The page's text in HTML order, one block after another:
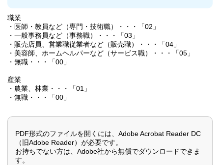
職業
・医師・教員など（専門・技術職）・・・「02」
・一般事務員など（事務職）・・・「03」
・販売店員、営業職従業者など（販売職）・・・「04」
・美容師、ホームヘルパーなど（サービス職）・・・「05」
・無職・・・「00」
産業
・農業、林業・・・「01」
・無職・・・「00」
PDF形式のファイルを開くには、Adobe Acrobat Reader DC
（旧Adobe Reader）が必要です。
お持ちでない方は、Adobe社から無償でダウンロードできま
す。